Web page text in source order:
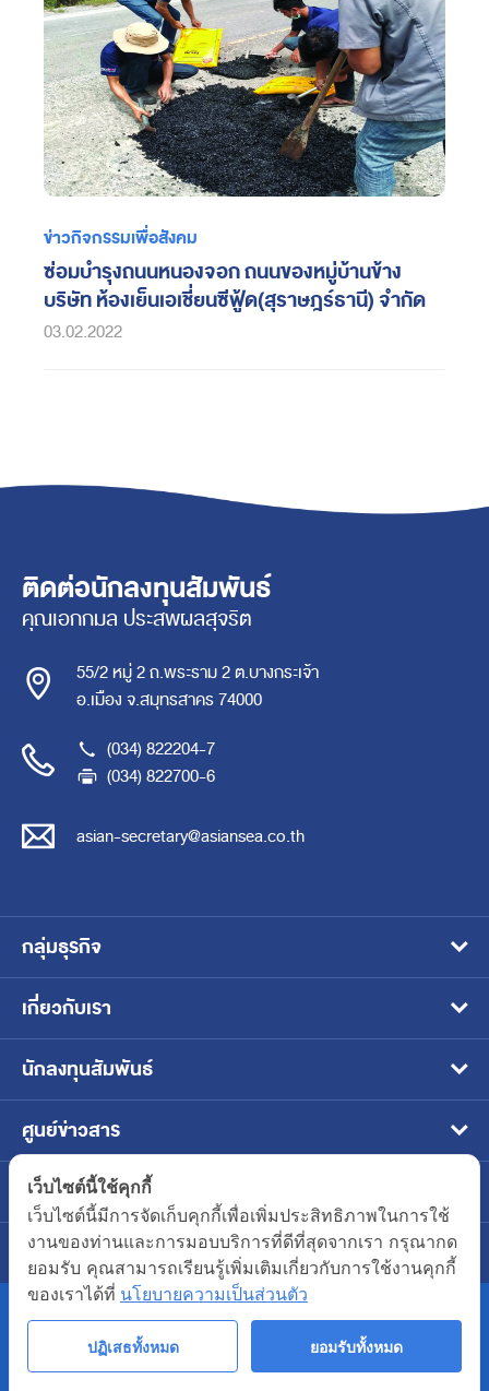
ข่าวกิจกรรมเพื่อสังคม
ซ่อมบำรุงถนนหนองจอก ถนนของหมู่บ้านข้าง
บริษัท ห้องเย็นเอเชี่ยนซีฟู้ด(สุราษฎร์ธานี) จำกัด
03.02.2022
ติดต่อนักลงทุนสัมพันธ์
คุณเอกกมล ประสพผลสุจริต
55/2 หมู่ 2 ถ.พระราม 2 ต.บางกระเจ้า
อ.เมือง จ.สมุทรสาคร 74000
(034) 822204-7
(034) 822700-6
asian-secretary@asiansea.co.th
กลุ่มธุรกิจ
อาหารสัตว์เลี้ยงแบบเปียก
อาหารสัตว์น้ำ
อาหารพร้อมทานบรรจุในภาชนะปิดผนึก
อาหารสัตว์เลี้ยงแบบเม็ด
แบรนด์ของเรา
เกี่ยวกับเรา
วิสัยทัศน์ พันธกิจ และเป้าหมาย
ประวัติและพัฒนาการของบริษัท
คณะกรรมการบริษัทและผู้บริหาร
โครงสร้างองค์กร
นักลงทุนสัมพันธ์
หน้าหลักนักลงทุนสัมพันธ์
ข้อมูลบริษัท
ข้อมูลทางการเงิน
รายงานประจำปี / แบบ 56-1
ข้อมูลผู้ถือหุ้น
การกำกับดูแลกิจการ
ศูนย์ข่าวสาร
ข่าวประชาสัมพันธ์
ข่าวสารนักลงทุน
ข่าวกิจกรรมเพื่อสังคม
ติดต่อเรา
ข้อมูลติดต่อบริษัท
55/2 หมู่ 2 ถ.พระราม 2 ต.บางกระเจ้า อ.เมือง
จ.สมุทรสาคร 74000
(034) 822700-4
สมัครงาน
Join Us
Company’s Benefits
COPYRIGHT © 2020 ASIANSEAFOODS.CO.TH.
เว็บไซต์นี้ใช้คุกกี้
เว็บไซต์นี้มีการจัดเก็บคุกกี้เพื่อเพิ่มประสิทธิภาพในการใช้
งานของท่านและการมอบบริการที่ดีที่สุดจากเรา กรุณากด
ยอมรับ คุณสามารถเรียนรู้เพิ่มเติมเกี่ยวกับการใช้งานคุกกี้
ของเราได้ที่ นโยบายความเป็นส่วนตัว
ปฏิเสธทั้งหมด ยอมรับทั้งหมด